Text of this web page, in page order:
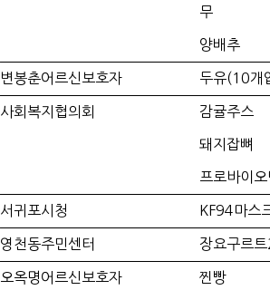
무
양배추
변봉춘어르신보호자 두유(10개
사회복지협의회 감귤주스
돼지잡뼈
프로바이오
서귀포시청 KF94마스
영천동주민센터 장요구르
오옥명어르신보호자 찐빵